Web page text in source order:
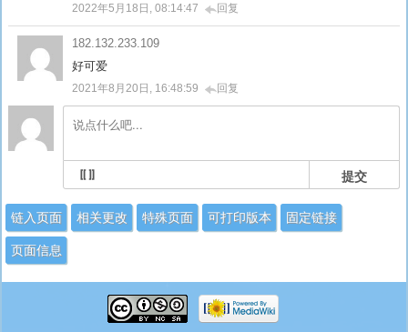
2022年5月18日, 08:14:47 回复
182.132.233.109
好可爱
2021年8月20日, 16:48:59 回复
提交
链入页面 相关更改 特殊页面 可打印版本 固定链接
页面信息